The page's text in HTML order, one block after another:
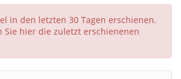
in den letzten 30 Tagen erschienen.
Sie hier die zuletzt erschienenen